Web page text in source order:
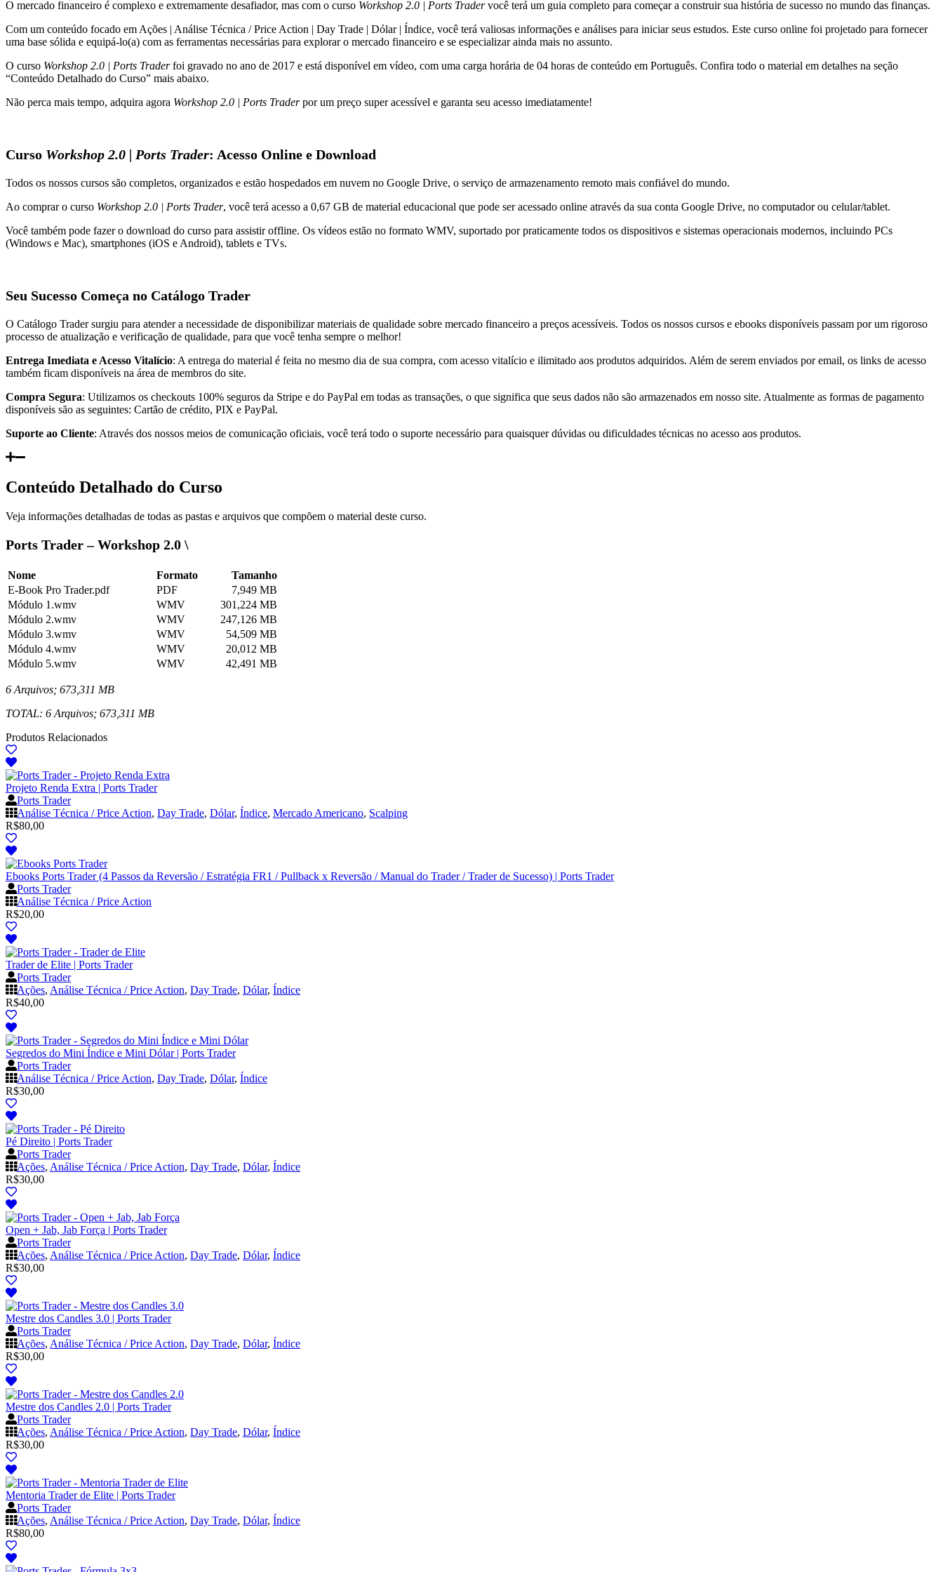
O mercado financeiro é complexo e extremamente desafiador, mas com o curso Workshop 2.0 | Ports Tradervocê terá um guia completo para começar a construir sua história de sucesso no mundo das finanças.
Com um conteúdo focado em Ações | Análise Técnica / Price Action | Day Trade | Dólar | Índice, você terá valiosas informações e análises para iniciar seus estudos. Este curso online foi projetado para fornecer
uma base sólida e equipá-lo(a) com as ferramentas necessárias para explorar o mercado financeiro e se especializar ainda mais no assunto.
O curso Workshop 2.0 | Ports Traderfoi gravado no ano de 2017 e está disponível em vídeo, com uma carga horária de 04 horas de conteúdo em Português. Confira todo o material em detalhes na seção
“Conteúdo Detalhado do Curso” mais abaixo.
Não perca mais tempo, adquira agora Workshop 2.0 | Ports Traderpor um preço super acessível e garanta seu acesso imediatamente!
Curso Workshop 2.0 | Ports Trader: Acesso Online e Download
Todos os nossos cursos são completos, organizados e estão hospedados em nuvem no Google Drive, o serviço de armazenamento remoto mais confiável do mundo.
Ao comprar o curso Workshop 2.0 | Ports Trader, você terá acesso a 0,67 GB de material educacional que pode ser acessado online através da sua conta Google Drive, no computador ou celular/tablet.
Você também pode fazer o download do curso para assistir offline. Os vídeos estão no formato WMV, suportado por praticamente todos os dispositivos e sistemas operacionais modernos, incluindo PCs
(Windows e Mac), smartphones (iOS e Android), tablets e TVs.
Seu Sucesso Começa no Catálogo Trader
O Catálogo Trader surgiu para atender a necessidade de disponibilizar materiais de qualidade sobre mercado financeiro a preços acessíveis. Todos os nossos cursos e ebooks disponíveis passam por um rigoroso
processo de atualização e verificação de qualidade, para que você tenha sempre o melhor!
Entrega Imediata e Acesso Vitalício: A entrega do material é feita no mesmo dia de sua compra, com acesso vitalício e ilimitado aos produtos adquiridos. Além de serem enviados por email, os links de acesso
também ficam disponíveis na área de membros do site.
Compra Segura: Utilizamos os checkouts 100% seguros da Stripe e do PayPal em todas as transações, o que significa que seus dados não são armazenados em nosso site. Atualmente as formas de pagamento
disponíveis são as seguintes: Cartão de crédito, PIX e PayPal.
Suporte ao Cliente: Através dos nossos meios de comunicação oficiais, você terá todo o suporte necessário para quaisquer dúvidas ou dificuldades técnicas no acesso aos produtos.
Conteúdo Detalhado do Curso
Veja informações detalhadas de todas as pastas e arquivos que compõem o material deste curso.
Ports Trader – Workshop 2.0 \
Nome Formato
Tamanho
E-Book Pro Trader.pdf
PDF
7,949 MB
Módulo 1.wmv
WMV
301,224 MB
Módulo 2.wmv
WMV
247,126 MB
Módulo 3.wmv
WMV
54,509 MB
Módulo 4.wmv
WMV
20,012 MB
Módulo 5.wmv
WMV 42,491 MB
6 Arquivos; 673,311 MB
TOTAL: 6 Arquivos; 673,311 MB
Produtos Relacionados
Projeto Renda Extra | Ports Trader
Ports Trader
Análise Técnica / Price Action, Day Trade, Dólar, Índice, Mercado Americano, Scalping
R$80,00
Ebooks Ports Trader (4 Passos da Reversão / Estratégia FR1 / Pullback x Reversão / Manual do Trader / Trader de Sucesso) | Ports Trader
Ports Trader
Análise Técnica / Price Action
R$20,00
Trader de Elite | Ports Trader
Ports Trader
Ações, Análise Técnica / Price Action, Day Trade, Dólar, Índice
R$40,00
Segredos do Mini Índice e Mini Dólar | Ports Trader
Ports Trader
Análise Técnica / Price Action, Day Trade, Dólar, Índice
R$30,00
Pé Direito | Ports Trader
Ports Trader
Ações, Análise Técnica / Price Action, Day Trade, Dólar, Índice
R$30,00
Open + Jab, Jab Força | Ports Trader
Ports Trader
Ações, Análise Técnica / Price Action, Day Trade, Dólar, Índice
R$30,00
Mestre dos Candles 3.0 | Ports Trader
Ports Trader
Ações, Análise Técnica / Price Action, Day Trade, Dólar, Índice
R$30,00
Mestre dos Candles 2.0 | Ports Trader
Ports Trader
Ações, Análise Técnica / Price Action, Day Trade, Dólar, Índice
R$30,00
Mentoria Trader de Elite | Ports Trader
Ports Trader
Ações, Análise Técnica / Price Action, Day Trade, Dólar, Índice
R$80,00